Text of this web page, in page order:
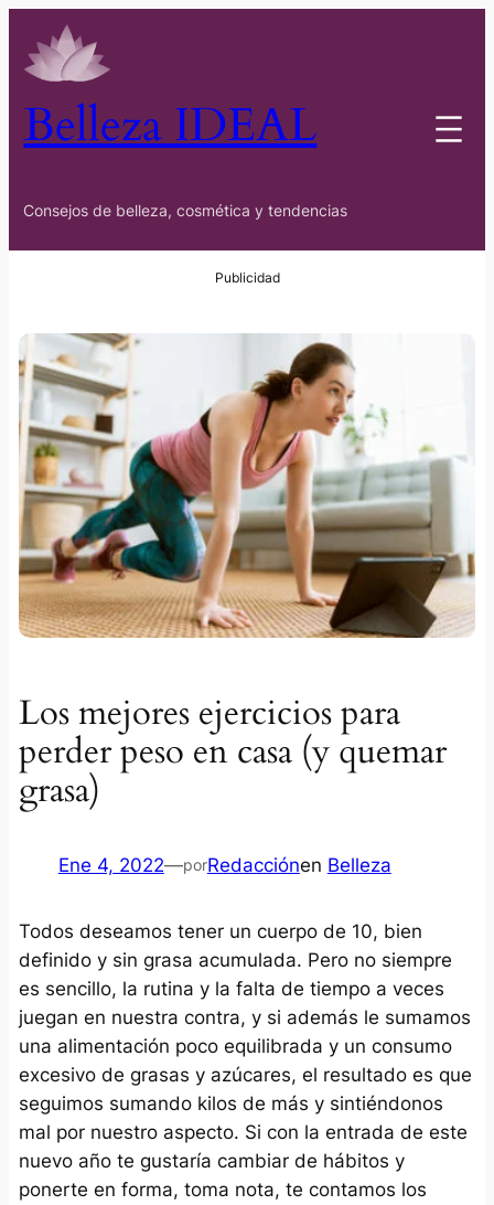
Belleza IDEAL
Consejos de belleza, cosmética y tendencias
Los mejores ejercicios para
perder peso en casa (y quemar
grasa)
Ene 4, 2022—porRedacciónen Belleza
Todos deseamos tener un cuerpo de 10, bien
definido y sin grasa acumulada. Pero no siempre
es sencillo, la rutina y la falta de tiempo a veces
juegan en nuestra contra, y si además le sumamos
una alimentación poco equilibrada y un consumo
excesivo de grasas y azúcares, el resultado es que
seguimos sumando kilos de más y sintiéndonos
mal por nuestro aspecto. Si con la entrada de este
nuevo año te gustaría cambiar de hábitos y
ponerte en forma, toma nota, te contamos los